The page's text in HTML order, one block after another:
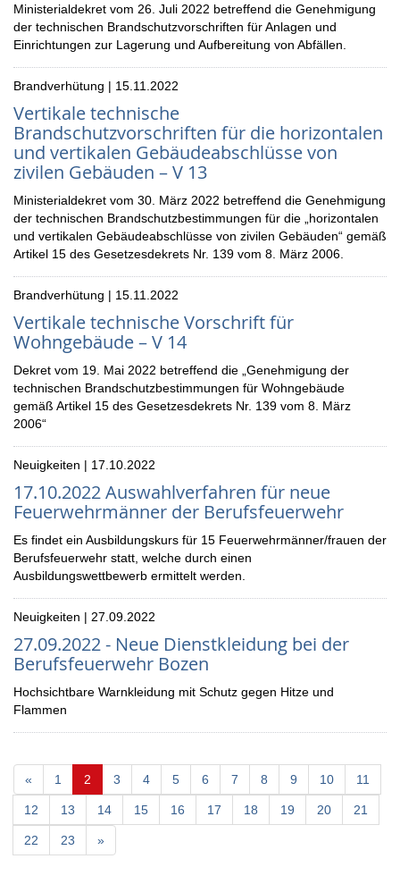
Ministerialdekret vom 26. Juli 2022 betreffend die Genehmigung
der technischen Brandschutzvorschriften für Anlagen und
Einrichtungen zur Lagerung und Aufbereitung von Abfällen.
Brandverhütung | 15.11.2022
Vertikale technische
Brandschutzvorschriften für die horizontalen
und vertikalen Gebäudeabschlüsse von
zivilen Gebäuden – V 13
Ministerialdekret vom 30. März 2022 betreffend die Genehmigung
der technischen Brandschutzbestimmungen für die „horizontalen
und vertikalen Gebäudeabschlüsse von zivilen Gebäuden“ gemäß
Artikel 15 des Gesetzesdekrets Nr. 139 vom 8. März 2006.
Brandverhütung | 15.11.2022
Vertikale technische Vorschrift für
Wohngebäude – V 14
Dekret vom 19. Mai 2022 betreffend die „Genehmigung der
technischen Brandschutzbestimmungen für Wohngebäude
gemäß Artikel 15 des Gesetzesdekrets Nr. 139 vom 8. März
2006“
Neuigkeiten | 17.10.2022
17.10.2022 Auswahlverfahren für neue
Feuerwehrmänner der Berufsfeuerwehr
Es findet ein Ausbildungskurs für 15 Feuerwehrmänner/frauen der
Berufsfeuerwehr statt, welche durch einen
Ausbildungswettbewerb ermittelt werden.
Neuigkeiten | 27.09.2022
27.09.2022 - Neue Dienstkleidung bei der
Berufsfeuerwehr Bozen
Hochsichtbare Warnkleidung mit Schutz gegen Hitze und
Flammen
« 1 2 (current)
3 4 5 6 7 8 9 10 11
12 13 14 15 16 17 18 19 20 21
22 23 »